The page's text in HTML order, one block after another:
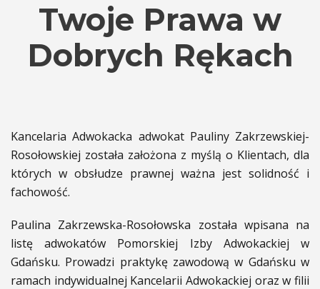
Twoje Prawa w
Dobrych Rękach
Kancelaria Adwokacka adwokat Pauliny Zakrzewskiej-
Rosołowskiej została założona z myślą o Klientach, dla
których w obsłudze prawnej ważna jest solidność i
fachowość.
Paulina Zakrzewska-Rosołowska została wpisana na
listę adwokatów Pomorskiej Izby Adwokackiej w
Gdańsku. Prowadzi praktykę zawodową w Gdańsku w
ramach indywidualnej Kancelarii Adwokackiej oraz w filii